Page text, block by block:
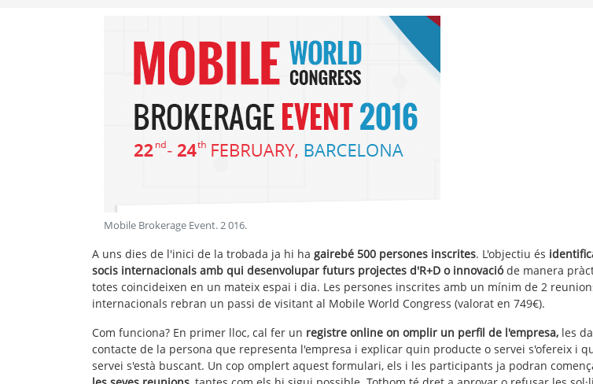
Mobile Brokerage Event.2 016.
A uns dies de l'inici de la trobada ja hi ha gairebé 500 persones inscrites. L'objectiu és
socis internacionals amb qui desenvolupar futurs projectes d'R+D o innovacióde manera
totes coincideixen en un mateix espai i dia. Les persones inscrites amb un mínim de 2
internacionals rebran un passi de visitant al Mobile World Congress (valorat en 749€).
Com funciona? En primer lloc, cal fer un registre online on omplir un perfil de l'empresa, les
contacte de la persona que representa l'empresa i explicar quin producte o servei s'ofereix i
servei s'està buscant. Un cop omplert aquest formulari, els i les participants ja podran